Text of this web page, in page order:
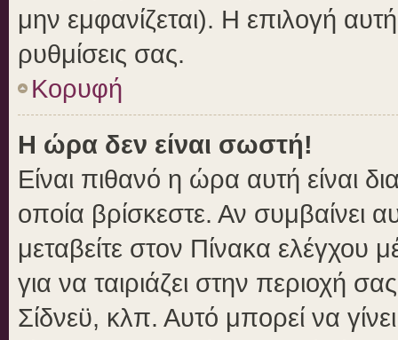
μην εμφανίζεται). Η επιλογή
ρυθμίσεις σας.
Κορυφή
Η ώρα δεν είναι σωστή!
Είναι πιθανό η ώρα αυτή είναι
οποία βρίσκεστε. Αν συμβαίνει
μεταβείτε στον Πίνακα ελέγχου
για να ταιριάζει στην περιοχή
Σίδνεϋ, κλπ. Αυτό μπορεί να